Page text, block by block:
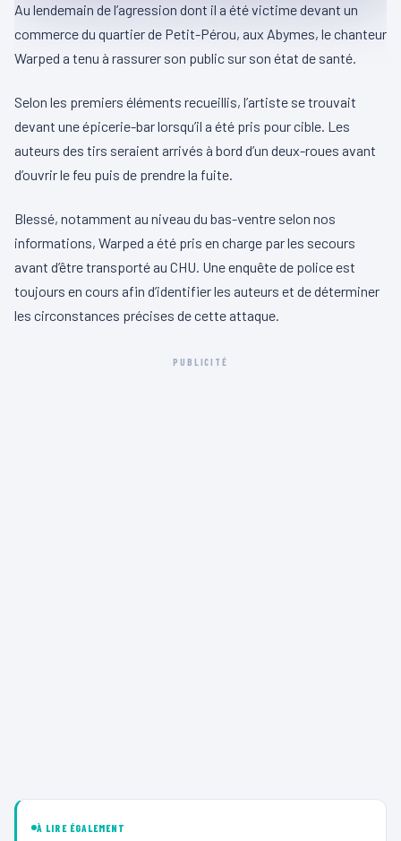
Au lendemain de l’agression dont il a été victime devant un
commerce du quartier de Petit-Pérou, aux Abymes, le chanteur
Warped a tenu à rassurer son public sur son état de santé.
Selon les premiers éléments recueillis, l’artiste se trouvait
devant une épicerie-bar lorsqu’il a été pris pour cible. Les
auteurs des tirs seraient arrivés à bord d’un deux-roues avant
d’ouvrir le feu puis de prendre la fuite.
Blessé, notamment au niveau du bas-ventre selon nos
informations, Warped a été pris en charge par les secours
avant d’être transporté au CHU. Une enquête de police est
toujours en cours afin d’identifier les auteurs et de déterminer
les circonstances précises de cette attaque.
PUBLICITÉ
À LIRE ÉGALEMENT